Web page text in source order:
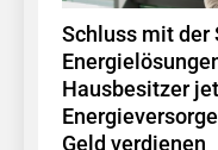
Schluss mit der
Hausbesitzer
Geld verdienen